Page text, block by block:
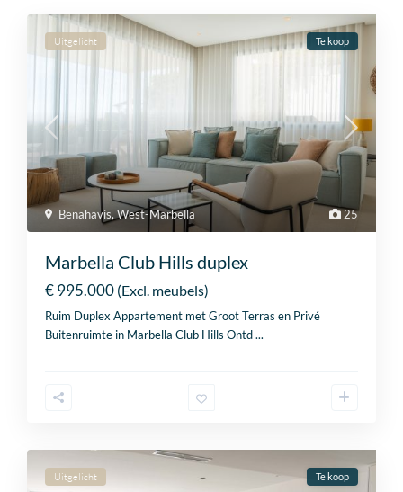
25
Benahavis,West-Marbella
Uitgelicht Te koop
Marbella Club Hills duplex
€ 995.000 (Excl. meubels)
Ruim Duplex Appartement met Groot Terras en Privé
Buitenruimte in Marbella Club Hills Ontd...
Uitgelicht Te koop